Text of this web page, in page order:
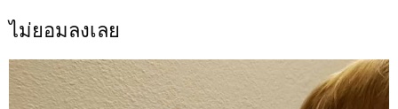
ไม่ยอมลงเลย